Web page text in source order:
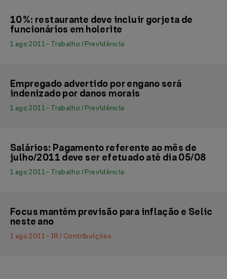
10%: restaurante deve incluir gorjeta de
funcionários em holerite
1 ago 2011 - Trabalho / Previdência
Empregado advertido por engano será
indenizado por danos morais
1 ago 2011 - Trabalho / Previdência
Salários: Pagamento referente ao mês de
julho/2011 deve ser efetuado até dia 05/08
1 ago 2011 - Trabalho / Previdência
Focus mantém previsão para inflação e Selic
neste ano
1 ago 2011 - IR / Contribuições